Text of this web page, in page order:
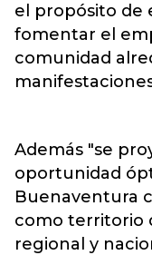
el propósito de
fomentar el
comunidad
Además "se
oportunidad
Buenaventura
como territorio
regional y